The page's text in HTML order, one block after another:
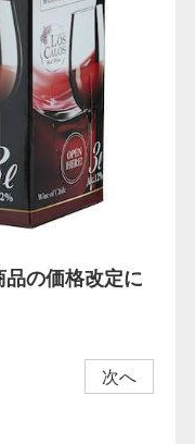
の価格改定に
次へ